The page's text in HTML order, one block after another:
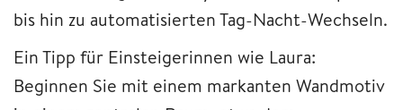
bis hin zu automatisierten Tag-Nacht-Wechseln.
Ein Tipp für Einsteigerinnen wie Laura:
Beginnen Sie mit einem markanten Wandmotiv